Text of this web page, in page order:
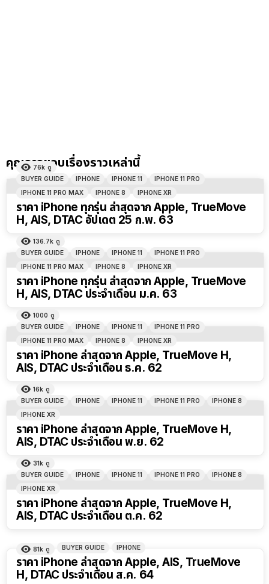
คุณอาจชอบเรื่องราวเหล่านี้
76k ดู
BUYER GUIDE
IPHONE IPHONE 11
IPHONE 11 PRO
IPHONE 11 PRO MAX
IPHONE 8 IPHONE XR
ราคา iPhone ทุกรุ่น ล่าสุดจาก Apple, TrueMove
H, AIS, DTAC อัปเดต 25 ก.พ. 63
136.7k ดู
BUYER GUIDE
IPHONE IPHONE 11
IPHONE 11 PRO
IPHONE 11 PRO MAX
IPHONE 8 IPHONE XR
ราคา iPhone ทุกรุ่น ล่าสุดจาก Apple, TrueMove
H, AIS, DTAC ประจำเดือน ม.ค. 63
1000 ดู
BUYER GUIDE
IPHONE IPHONE 11
IPHONE 11 PRO
IPHONE 11 PRO MAX
IPHONE 8 IPHONE XR
ราคา iPhone ล่าสุดจาก Apple, TrueMove H,
AIS, DTAC ประจำเดือน ธ.ค. 62
16k ดู
BUYER GUIDE
IPHONE IPHONE 11 IPHONE 11 PRO
IPHONE 8
IPHONE XR
ราคา iPhone ล่าสุดจาก Apple, TrueMove H,
AIS, DTAC ประจำเดือน พ.ย. 62
31k ดู
BUYER GUIDE
IPHONE IPHONE 11 IPHONE 11 PRO
IPHONE 8
IPHONE XR
ราคา iPhone ล่าสุดจาก Apple, TrueMove H,
AIS, DTAC ประจำเดือน ต.ค. 62
81k ดู BUYER GUIDE IPHONE
ราคา iPhone ล่าสุดจาก Apple, AIS, TrueMove
H, DTAC ประจำเดือน ส.ค. 64